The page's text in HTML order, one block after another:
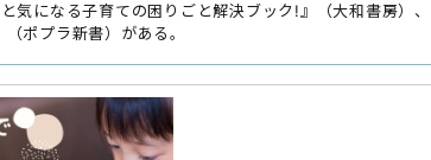
になる子育ての困りごと解決ブック!』（大和書房）、
ポプラ新書）がある。